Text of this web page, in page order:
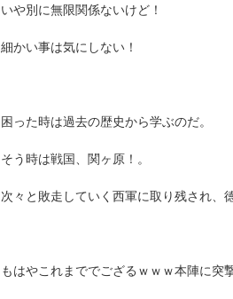
いや別に無限関係ないけど！
細かい事は気にしない！
困った時は過去の歴史から学ぶのだ。
そう時は戦国、関ヶ原！。
次々と敗走していく西軍に取り残され、
もはやこれまででござるｗｗｗ本陣に突